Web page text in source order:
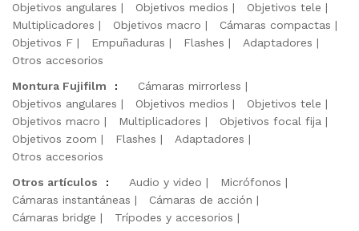
Objetivos angulares
Objetivos medios
Objetivos tele
Multiplicadores
Objetivos macro
Cámaras compactas
Objetivos F
Empuñaduras Flashes
Adaptadores
Otros accesorios
Montura Fujifilm
:
Cámaras mirrorless
Objetivos angulares
Objetivos medios
Objetivos tele
Objetivos macro
Multiplicadores
Objetivos focal fija
Objetivos zoom
Flashes
Adaptadores
Otros accesorios
Otros artículos
: Audio y video
Micrófonos
Cámaras instantáneas
Cámaras de acción
Cámaras bridge
Trípodes y accesorios